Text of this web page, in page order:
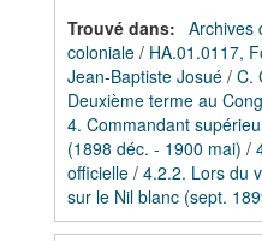
Trouvé dans: Archives
coloniale / HA.01.0117,
Jean-Baptiste Josué / C.
Deuxième terme au
4. Commandant
(1898 déc. - 1900 mai) /
officielle / 4.2.2. Lors du
sur le Nil blanc (sept.